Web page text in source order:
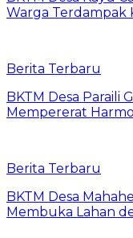
Warga Terdampak
Berita Terbaru
BKTM Desa Paraili
Mempererat
Berita Terbaru
BKTM Desa
Membuka Lahan